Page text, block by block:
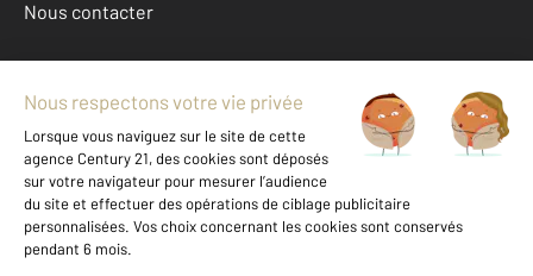
Nous contacter
Mentions légales & CGU et Barèmes d'honoraires
Données personnelles
Gestionnaire des cookies